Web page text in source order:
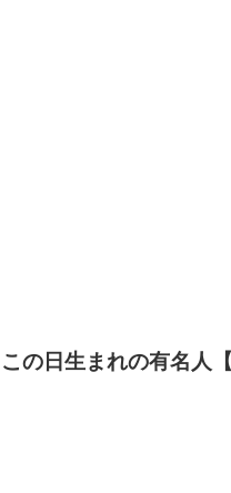
の日生まれの有名人